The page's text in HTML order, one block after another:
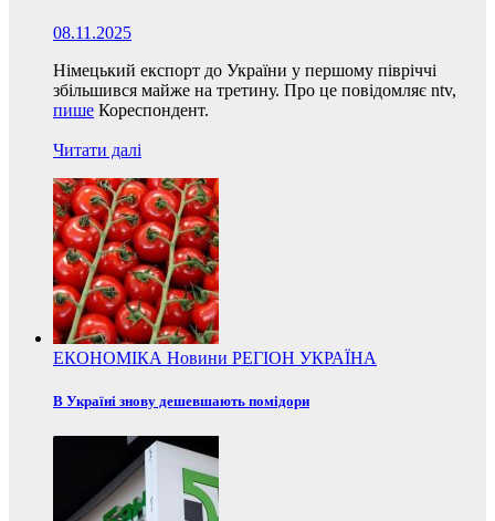
08.11.2025
Німецький експорт до України у першому півріччі
збільшився майже на третину. Про це повідомляє ntv,
пише Кореспондент.
Читати далі
ЕКОНОМІКА Новини РЕГІОН УКРАЇНА
В Україні знову дешевшають помідори